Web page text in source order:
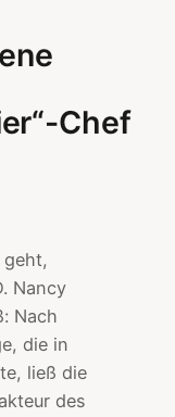
Chef
geht,
Nancy
Nach
die in
ließ die
des